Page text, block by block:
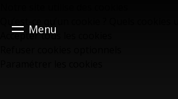
Accepter tous les cookies
Menu